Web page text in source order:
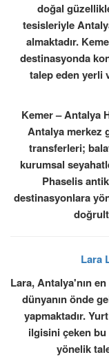
doğal
tesisleriyle
almaktadır.
destinasyonda
talep eden yerli
Kemer – Antalya
Antalya merkez
transferleri;
kurumsal
Phaselis
destinasyonlara
Lara
Lara, Antalya'nın
dünyanın önde
yapmaktadır.
ilgisini çeken
yönelik